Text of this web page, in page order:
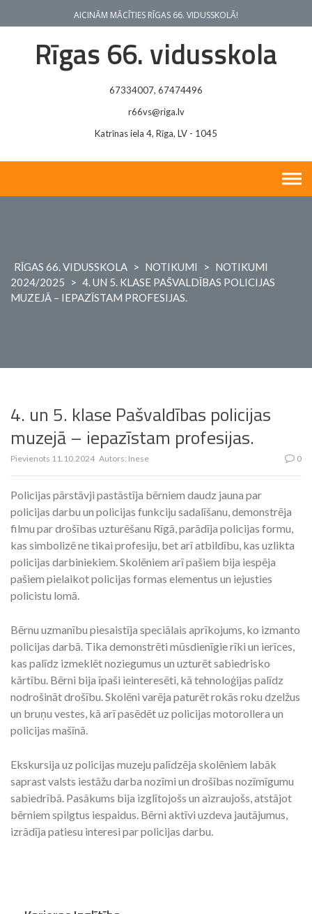
AICINĀM MĀCĪTIES RĪGAS 66. VIDUSSKOLĀ!
Rīgas 66. vidusskola
67334007, 67474496
r66vs@riga.lv
Katrīnas iela 4, Rīga, LV - 1045
RĪGAS 66. VIDUSSKOLA > NOTIKUMI > NOTIKUMI
2024/2025
> 4. UN 5. KLASE PAŠVALDĪBAS POLICIJAS
MUZEJĀ – IEPAZĪSTAM PROFESIJAS.
4. un 5. klase Pašvaldības policijas
muzejā – iepazīstam profesijas.
Pievienots 11.10.2024 Autors: Inese 0
Policijas pārstāvji pastāstīja bērniem daudz jauna par
policijas darbu un policijas funkciju sadalīšanu, demonstrēja
filmu par drošības uzturēšanu Rīgā, parādīja policijas formu,
kas simbolizē ne tikai profesiju, bet arī atbildību, kas uzlikta
policijas darbiniekiem. Skolēniem arī pašiem bija iespēja
pašiem pielaikot policijas formas elementus un iejusties
policistu lomā.
Bērnu uzmanību piesaistīja speciālais aprīkojums, ko izmanto
policijas darbā. Tika demonstrēti mūsdienīgie rīki un ierīces,
kas palīdz izmeklēt noziegumus un uzturēt sabiedrisko
kārtību. Bērni bija īpaši ieinteresēti, kā tehnoloģijas palīdz
nodrošināt drošību. Skolēni varēja paturēt rokās roku dzelžus
un bruņu vestes, kā arī pasēdēt uz policijas motorollera un
policijas mašīnā.
Ekskursija uz policijas muzeju palīdzēja skolēniem labāk
saprast valsts iestāžu darba nozīmi un drošības nozīmīgumu
sabiedrībā. Pasākums bija izglītojošs un aizraujošs, atstājot
bērniem spilgtus iespaidus. Bērni aktīvi uzdeva jautājumus,
izrādīja patiesu interesi par policijas darbu.